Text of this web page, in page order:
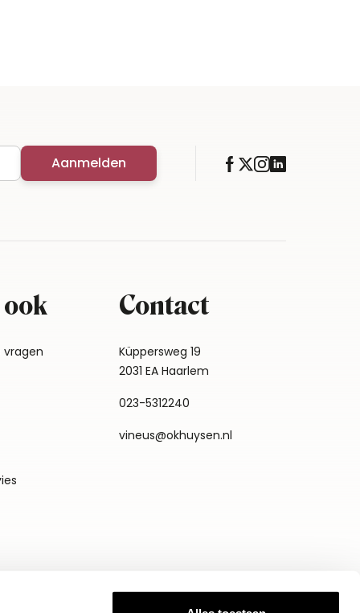
Aanmelden
vragen
Contact
Küppersweg 19
2031 EA Haarlem
023-5312240
vineus@okhuysen.nl